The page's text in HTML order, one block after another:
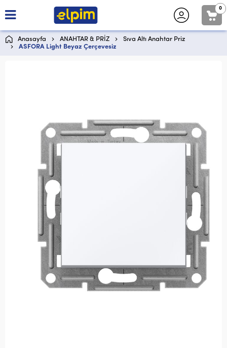
0
Anasayfa ANAHTAR & PRİZ
Sıva Altı Anahtar Priz
ASFORA Light Beyaz Çerçevesiz